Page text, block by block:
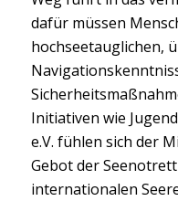
dafür müssen
hochseetauglichen,
Initiativen wie
e.V. fühlen sich der
Gebot der
internationalen